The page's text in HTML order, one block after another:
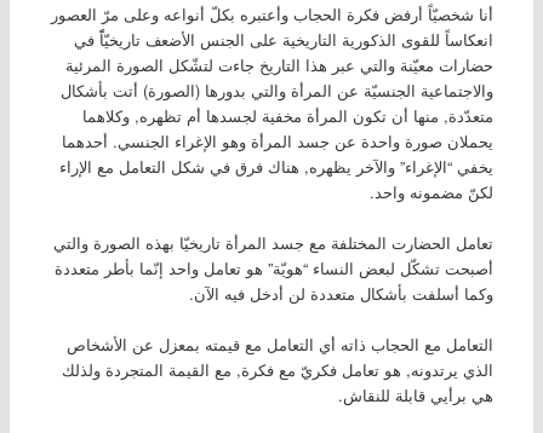
أنا شخصيّاً أرفض فكرة الحجاب وأعتبره بكلّ أنواعه وعلى مرّ العصور
انعكاساً للقوى الذكورية التاريخية على الجنس الأضعف تاريخيّاًً في
حضارات معيّنة والتي عبر هذا التاريخ جاءت لتشّكل الصورة المرئية
والاجتماعية الجنسيّة عن المرأة والتي بدورها (الصورة) أتت بأشكال
متعدّدة, منها أن تكون المرأة مخفية لجسدها أم تظهره, وكلاهما
يحملان صورة واحدة عن جسد المرأة وهو الإغراء الجنسي. أحدهما
يخفي “الإغراء” والآخر يظهره, هناك فرق في شكل التعامل مع الإراء
لكنّ مضمونه واحد.
تعامل الحضارت المختلفة مع جسد المرأة تاريخيّا بهذه الصورة والتي
أصبحت تشكّل لبعض النساء “هويّة” هو تعامل واحد إنّما بأطر متعددة
وكما أسلفت بأشكال متعددة لن أدخل فيه الآن.
التعامل مع الحجاب ذاته أي التعامل مع قيمته بمعزل عن الأشخاص
الذي يرتدونه, هو تعامل فكريّ مع فكرة, مع القيمة المتجردة ولذلك
هي برأيي قابلة للنقاش.